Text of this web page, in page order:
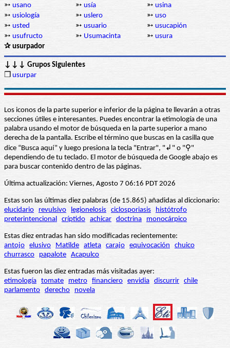
➳ usano ➳ usía ➳ usina
➳ usiología ➳ uslero ➳ uso
➳ usted ➳ usuario ➳ usucapión
➳ usufructo ➳ Usumacinta ➳ usura
✰ usurpador
↓↓↓ Grupos Siguientes
❒ usurpar
Los iconos de la parte superior e inferior de la página te llevarán a otras
secciones útiles e interesantes. Puedes encontrar la etimología de una
palabra usando el motor de búsqueda en la parte superior a mano
derecha de la pantalla. Escribe el término que buscas en la casilla que
dice “Busca aquí” y luego presiona la tecla "Entrar", "↲" o "⚲"
dependiendo de tu teclado. El motor de búsqueda de Google abajo es
para buscar contenido dentro de las páginas.
Última actualización: Viernes, Agosto 7 06:16 PDT 2026
Estas son las últimas diez palabras (de 15.865) añadidas al diccionario:
elucidario
revulsivo legionelosis ciclosporiasis
histótrofo
preterintencional críptido achicar doctrina monocárpico
Estas diez entradas han sido modificadas recientemente:
antojo elusivo Matilde atleta carajo equivocación
chuico
churrasco
papalote Acapulco
Estas fueron las diez entradas más visitadas ayer:
etimología tomate metro financiero envidia discurrir chile
parlamento derecho novela